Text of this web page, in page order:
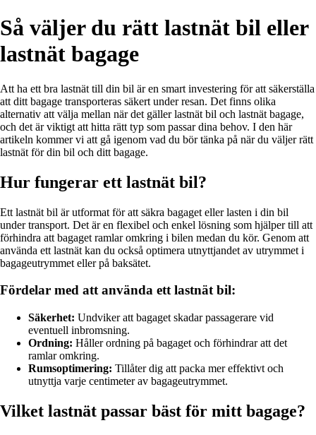
Så väljer du rätt lastnät bil eller
lastnät bagage
Att ha ett bra lastnät till din bil är en smart investering för att säkerställa
att ditt bagage transporteras säkert under resan. Det finns olika
alternativ att välja mellan när det gäller lastnät bil och lastnät bagage,
och det är viktigt att hitta rätt typ som passar dina behov. I den här
artikeln kommer vi att gå igenom vad du bör tänka på när du väljer rätt
lastnät för din bil och ditt bagage.
Hur fungerar ett lastnät bil?
Ett lastnät bil är utformat för att säkra bagaget eller lasten i din bil
under transport. Det är en flexibel och enkel lösning som hjälper till att
förhindra att bagaget ramlar omkring i bilen medan du kör. Genom att
använda ett lastnät kan du också optimera utnyttjandet av utrymmet i
bagageutrymmet eller på baksätet.
Fördelar med att använda ett lastnät bil:
Säkerhet: Undviker att bagaget skadar passagerare vid
eventuell inbromsning.
Ordning: Håller ordning på bagaget och förhindrar att det
ramlar omkring.
Rumsoptimering: Tillåter dig att packa mer effektivt och
utnyttja varje centimeter av bagageutrymmet.
Vilket lastnät passar bäst för mitt bagage?